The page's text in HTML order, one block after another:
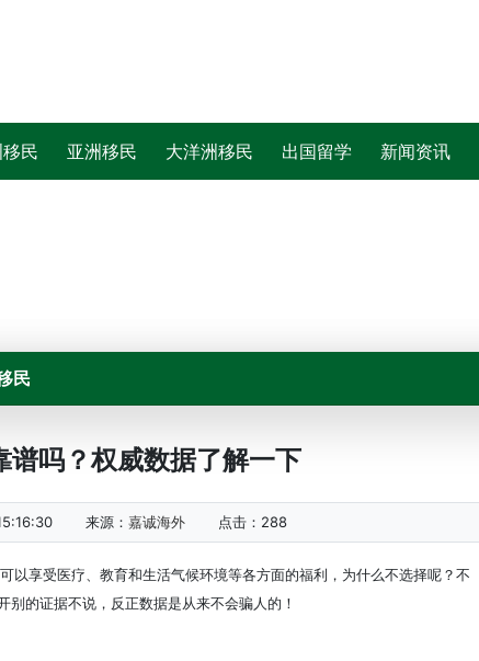
民 亚洲移民 大洋洲移民 出国留学 新闻资讯
民
谱吗？权威数据了解一下
来源： 嘉诚海外 点击： 288
以享受医疗、教育和生活气候环境等各方面的福利，为什么不选择呢？不
的证据不说，反正数据是从来不会骗人的！